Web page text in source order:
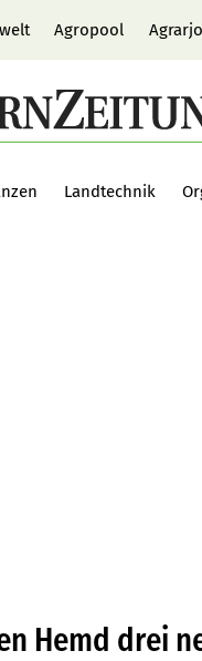
Agropool
Landtechnik
Hemd drei